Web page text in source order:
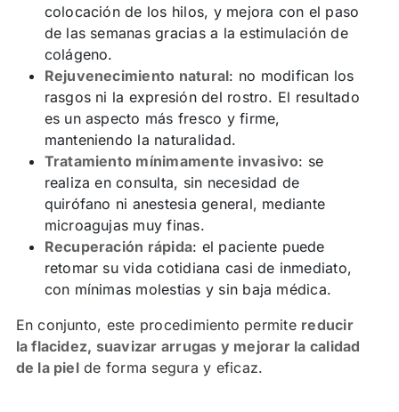
colocación de los hilos, y mejora con el paso
de las semanas gracias a la estimulación de
colágeno.
Rejuvenecimiento natural: no modifican los
rasgos ni la expresión del rostro. El resultado
es un aspecto más fresco y firme,
manteniendo la naturalidad.
Tratamiento mínimamente invasivo: se
realiza en consulta, sin necesidad de
quirófano ni anestesia general, mediante
microagujas muy finas.
Recuperación rápida: el paciente puede
retomar su vida cotidiana casi de inmediato,
con mínimas molestias y sin baja médica.
En conjunto, este procedimiento permite reducir
la flacidez, suavizar arrugas y mejorar la calidad
de la pielde forma segura y eficaz.